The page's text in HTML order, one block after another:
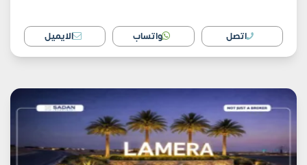
اتصل واتساب الايميل